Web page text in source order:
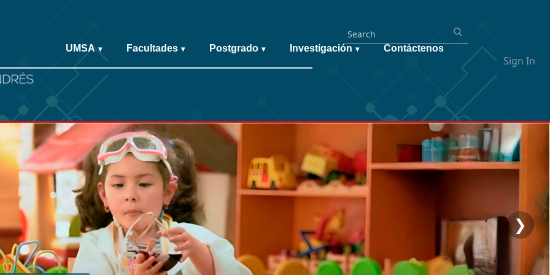
Sign In
UMSA ▾ Facultades ▾ Postgrado ▾ Investigación ▾ Contáctenos
❯